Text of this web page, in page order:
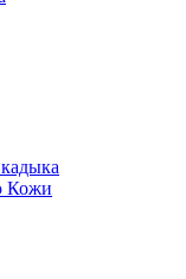
Кожи